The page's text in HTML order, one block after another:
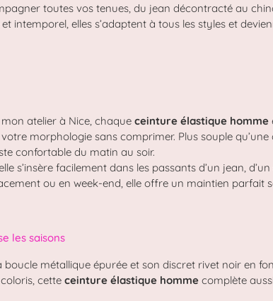
toutes vos tenues, du jean décontracté au
intemporel, elles s’adaptent à tous les styles et
atelier à Nice, chaqueceinture élastique homme
morphologie sans comprimer. Plus souple
confortable du matin au soir.
s’insère facilement dans les passants d’un jean,
ou en week-end, elle offre un maintien parfait
les saisons
boucle métallique épurée et son discret rivet noir en
cetteceinture élastique homme complète